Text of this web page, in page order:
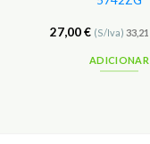
27,00€ (S/Iva) 33,21
ADICIONAR